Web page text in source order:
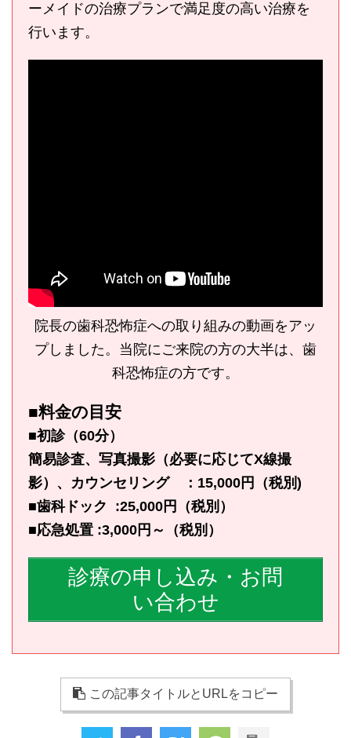
ーメイドの治療プランで満足度の高い治療を
行います。
院長の歯科恐怖症への取り組みの動画をアッ
プしました。当院にご来院の方の大半は、歯
科恐怖症の方です。
■料金の目安
■初診（60分）
簡易診査、写真撮影（必要に応じてX線撮
影）、カウンセリング ：15,000円（税別)
■歯科ドック :25,000円（税別）
■応急処置 :3,000円～（税別）
診療の申し込み・お問
い合わせ
この記事タイトルとURLをコピー